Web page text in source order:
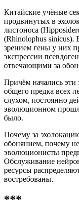
Китайские учёные
продвинутых в
листоноса
(Rhinolophus sinicus).
зрением гены у них
экспрессии
отвечающими за
Причём начались
общего предка всех
слухом, постоянно
эволюционном
было.
Почему за
обонянием, почему
эволюционисты
Обслуживание
ресурсы
востребованы.